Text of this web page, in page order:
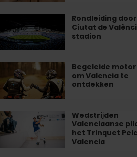
komt
naar
Valencia
Rondleiding
Ciutat de
stadion
door
het
València-
stadion
Begeleide
om Valencia te
ontdekken
Begeleide
motorroutes
om
te
ontdekken
Wedstrijden
Valenciaanse
het Trinquet
Valencia
Wedstrijden
Valenciaanse